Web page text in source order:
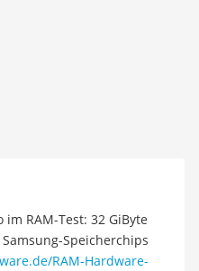
im RAM-Test: 32 GiByte
Speicherchips
RAM-Hardware-